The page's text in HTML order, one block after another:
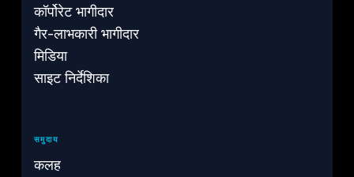
कॉर्पोरेट भागीदार
गैर-लाभकारी भागीदार
मिडिया
साइट निर्देशिका
समुदाय
कलह